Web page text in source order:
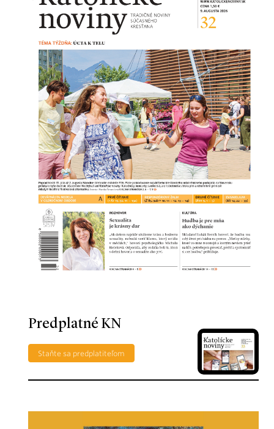
Predplatné KN
Staňte sa predplatiteľom